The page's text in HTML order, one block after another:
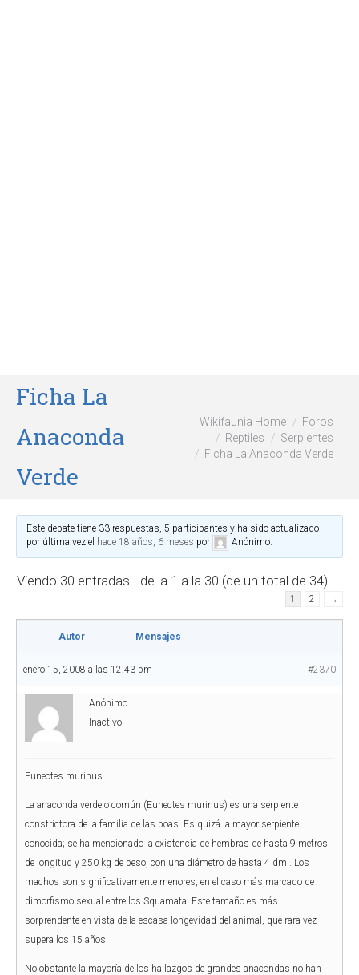
Ficha La
Anaconda
Verde
Wikifaunia Home
Foros
Reptiles
Serpientes
Ficha La Anaconda Verde
Este debate tiene 33 respuestas, 5 participantes y ha sido actualizado
por última vez el hace 18 años, 6 meses por Anónimo.
Viendo 30 entradas - de la 1 a la 30 (de un total de 34)
1 2 →
Autor Mensajes
enero 15, 2008 a las 12:43 pm #2370
Anónimo
Inactivo
Eunectes murinus
La anaconda verde o común (Eunectes murinus) es una serpiente
constrictora de la familia de las boas. Es quizá la mayor serpiente
conocida; se ha mencionado la existencia de hembras de hasta 9 metros
de longitud y 250 kg de peso, con una diámetro de hasta 4 dm . Los
machos son significativamente menores, en el caso más marcado de
dimorfismo sexual entre los Squamata. Este tamaño es más
sorprendente en vista de la escasa longevidad del animal, que rara vez
supera los 15 años.
No obstante la mayoría de los hallazgos de grandes anacondas no han